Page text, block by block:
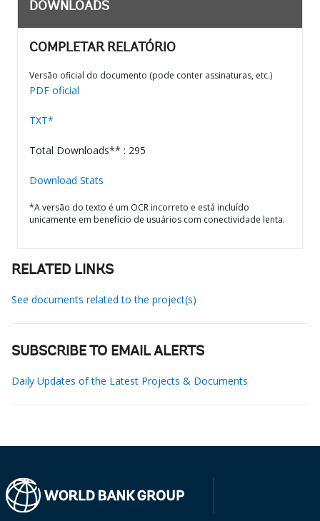
DOWNLOADS
COMPLETAR RELATÓRIO
Versão oficial do documento (pode conter assinaturas, etc.)
PDF oficial
TXT*
Total Downloads** : 295
Download Stats
*A versão do texto é um OCR incorreto e está incluído
unicamente em benefício de usuários com conectividade lenta.
RELATED LINKS
See documents related to the project(s)
SUBSCRIBE TO EMAIL ALERTS
Daily Updates of the Latest Projects & Documents